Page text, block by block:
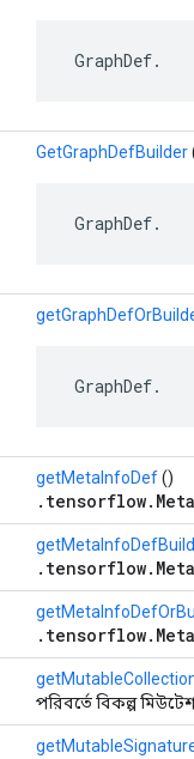
GraphDef.
GetGraphDefBuilder
GraphDef.
GraphDef.
getMetaInfoDef()
পরিবর্তে বিকল্প